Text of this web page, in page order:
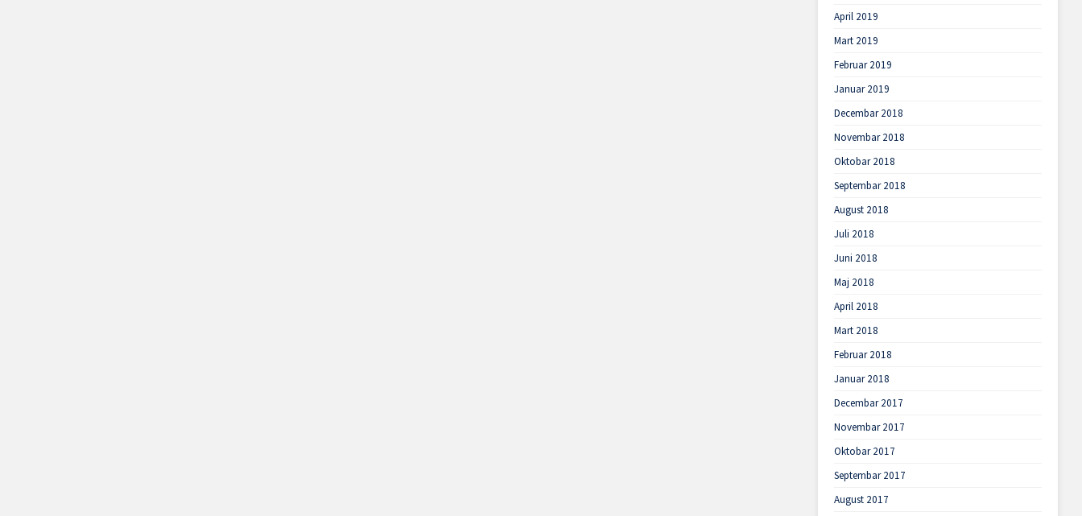
April 2019
Mart 2019
Februar 2019
Januar 2019
Decembar 2018
Novembar 2018
Oktobar 2018
Septembar 2018
August 2018
Juli 2018
Juni 2018
Maj 2018
April 2018
Mart 2018
Februar 2018
Januar 2018
Decembar 2017
Novembar 2017
Oktobar 2017
Septembar 2017
August 2017